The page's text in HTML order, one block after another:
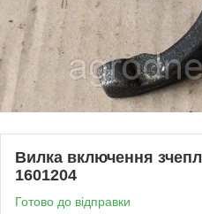
Вилка включення
1601204
Готово до відправки